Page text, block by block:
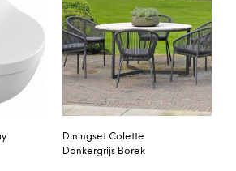
Diningset Colette
Donkergrijs Borek